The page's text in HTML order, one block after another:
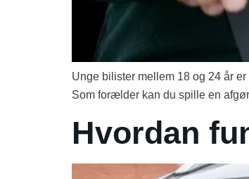
Unge bilister mellem 18 og 24 år
Som forælder kan du spille en
Hvordan